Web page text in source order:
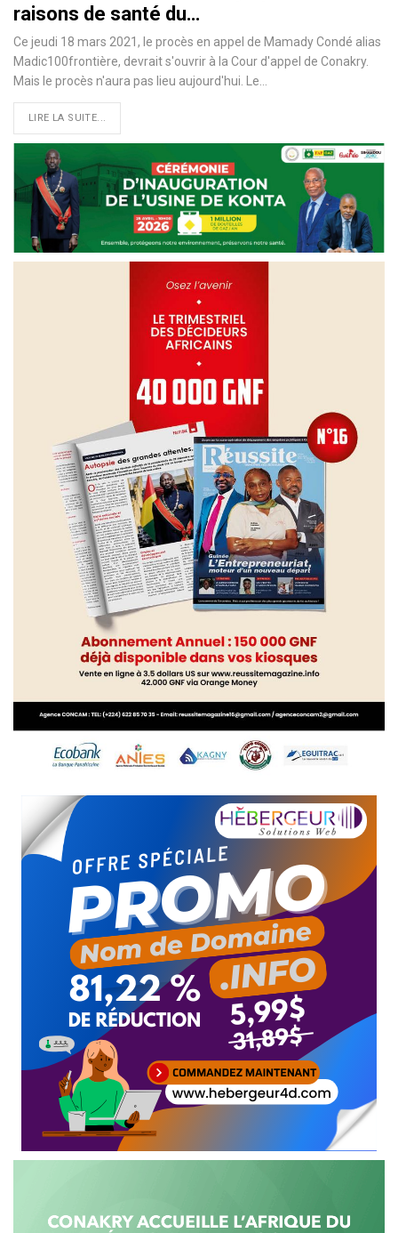
raisons de santé du…
Ce jeudi 18 mars 2021, le procès en appel de Mamady Condé alias
Madic100frontière, devrait s'ouvrir à la Cour d'appel de Conakry.
Mais le procès n'aura pas lieu aujourd'hui. Le…
LIRE LA SUITE...